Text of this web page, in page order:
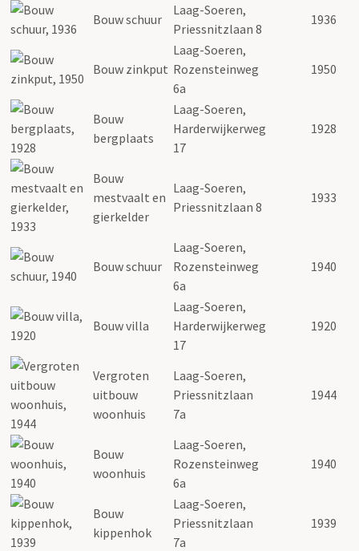
Bouw schuur
Laag-Soeren,
Priessnitzlaan 8
1936
Bouw zinkput
Laag-Soeren,
Rozensteinweg
6a
1950
Bouw
bergplaats
Laag-Soeren,
Harderwijkerweg
17
1928
Bouw
mestvaalt en
gierkelder
Laag-Soeren,
Priessnitzlaan 8
1933
Bouw schuur
Laag-Soeren,
Rozensteinweg
6a
1940
Bouw villa
Laag-Soeren,
Harderwijkerweg
17
1920
Vergroten
uitbouw
woonhuis
Laag-Soeren,
Priessnitzlaan
7a
1944
Bouw
woonhuis
Laag-Soeren,
Rozensteinweg
6a
1940
Bouw
kippenhok
Laag-Soeren,
Priessnitzlaan
7a
1939